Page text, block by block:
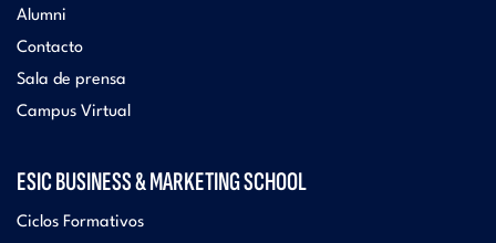
Alumni
Contacto
Sala de prensa
Campus Virtual
ESIC BUSINESS & MARKETING SCHOOL
Ciclos Formativos